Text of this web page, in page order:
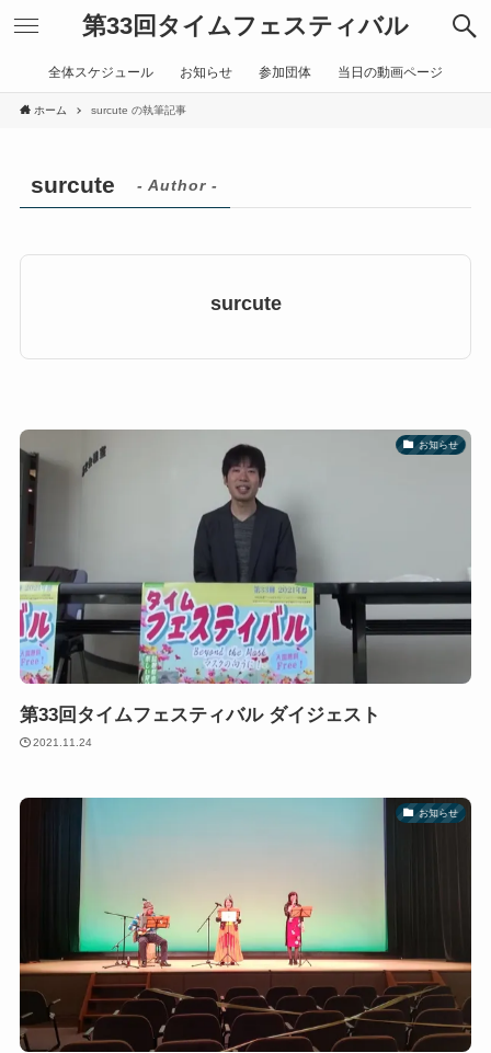
第33回タイムフェスティバル
全体スケジュール お知らせ 参加団体 当日の動画ページ
ホーム surcute の執筆記事
surcute - Author -
surcute
お知らせ
第33回タイムフェスティバル ダイジェスト
2021.11.24
お知らせ